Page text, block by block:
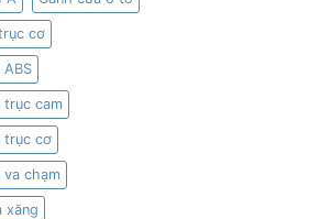
cơ
ABS
trục cam
trục cơ
va chạm
xăng